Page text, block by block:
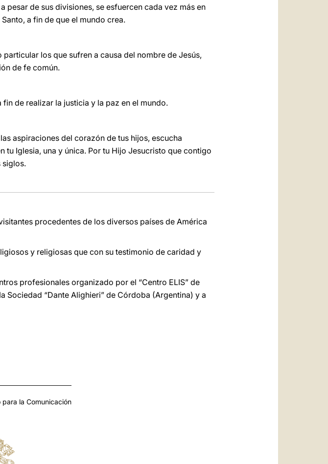
pesar de sus divisiones, se esfuercen cada vez más en
a fin de que el mundo crea.
los que sufren a causa del nombre de Jesús,
de fe común.
de realizar la justicia y la paz en el mundo.
aspiraciones del corazón de tus hijos, escucha
tu Iglesia, una y única. Por tu Hijo Jesucristo que contigo
siglos.
procedentes de los diversos países de América
y religiosas que con su testimonio de caridad y
profesionales organizado por el “Centro ELIS” de
Sociedad “Dante Alighieri” de Córdoba (Argentina) y a
la Comunicación